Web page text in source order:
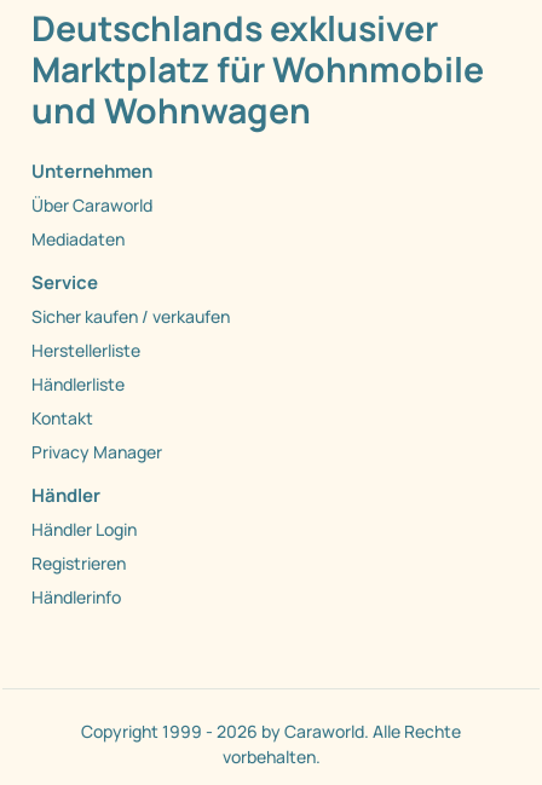
Deutschlands exklusiver
Marktplatz für Wohnmobile
und Wohnwagen
Unternehmen
Über Caraworld
Mediadaten
Service
Sicher kaufen / verkaufen
Herstellerliste
Händlerliste
Kontakt
Privacy Manager
Händler
Händler Login
Registrieren
Händlerinfo
Copyright 1999 - 2026 by Caraworld. Alle Rechte
vorbehalten.